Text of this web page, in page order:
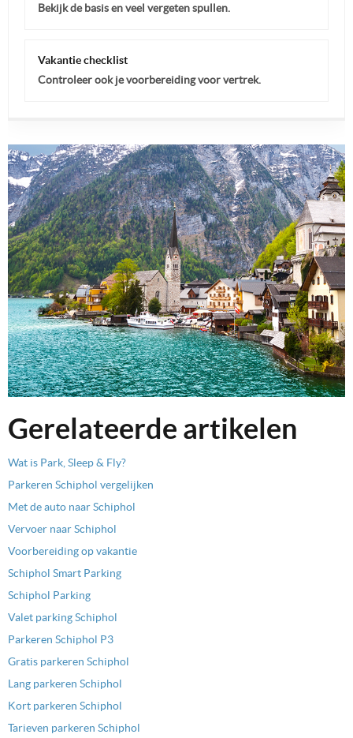
Bekijk de basis en veel vergeten spullen.
Vakantie checklist
Controleer ook je voorbereiding voor vertrek.
Gerelateerde artikelen
Wat is Park, Sleep & Fly?
Parkeren Schiphol vergelijken
Met de auto naar Schiphol
Vervoer naar Schiphol
Voorbereiding op vakantie
Schiphol Smart Parking
Schiphol Parking
Valet parking Schiphol
Parkeren Schiphol P3
Gratis parkeren Schiphol
Lang parkeren Schiphol
Kort parkeren Schiphol
Tarieven parkeren Schiphol